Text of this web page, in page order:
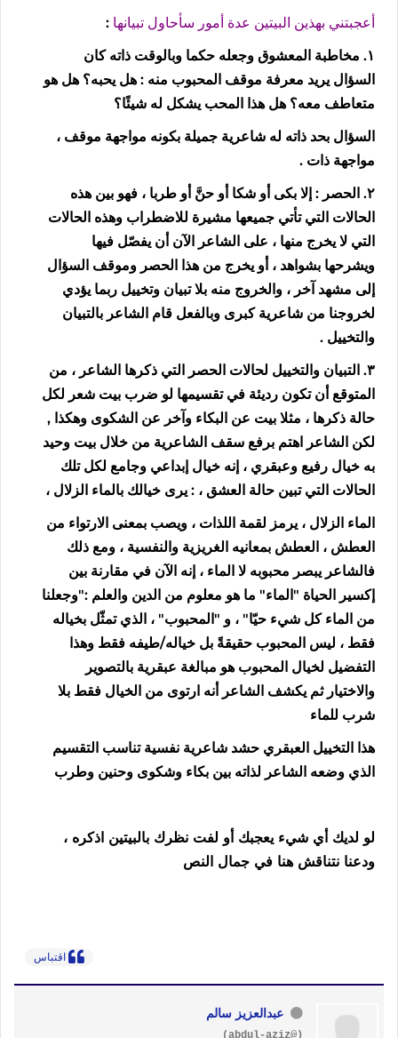
أعجبتني بهذين البيتين عدة أمور سأحاول تبيانها :
١. مخاطبة المعشوق وجعله حكما وبالوقت ذاته كان
السؤال يريد معرفة موقف المحبوب منه : هل يحبه؟ هل هو
متعاطف معه؟ هل هذا المحب يشكل له شيئًا؟
السؤال بحد ذاته له شاعرية جميلة بكونه مواجهة موقف ،
مواجهة ذات .
٢. الحصر : إلا بكى أو شكا أو حنَّ أو طربا ، فهو بين هذه
الحالات التي تأتي جميعها مشيرة للاضطراب وهذه الحالات
التي لا يخرج منها ، على الشاعر الآن أن يفصّل فيها
ويشرحها بشواهد ، أو يخرج من هذا الحصر وموقف السؤال
إلى مشهد آخر ، والخروج منه بلا تبيان وتخييل ربما يؤدي
لخروجنا من شاعرية كبرى وبالفعل قام الشاعر بالتبيان
والتخييل .
٣. التبيان والتخييل لحالات الحصر التي ذكرها الشاعر ، من
المتوقع أن تكون رديئة في تقسيمها لو ضرب بيت شعر لكل
حالة ذكرها ، مثلا بيت عن البكاء وآخر عن الشكوى وهكذا ,
لكن الشاعر اهتم برفع سقف الشاعرية من خلال بيت وحيد
به خيال رفيع وعبقري ، إنه خيال إبداعي وجامع لكل تلك
الحالات التي تبين حالة العشق ، : يرى خيالك بالماء الزلال ،
الماء الزلال ، يرمز لقمة اللذات ، ويصب بمعنى الارتواء من
العطش ، العطش بمعانيه الغريزية والنفسية ، ومع ذلك
فالشاعر يبصر محبوبه لا الماء ، إنه الآن في مقارنة بين
إكسير الحياة "الماء" ما هو معلوم من الدين والعلم :"وجعلنا
من الماء كل شيء حيّا" ، و "المحبوب" ، الذي تمثّل بخياله
فقط ، ليس المحبوب حقيقةً بل خياله/طيفه فقط وهذا
التفضيل لخيال المحبوب هو مبالغة عبقرية بالتصوير
والاختيار ثم يكشف الشاعر أنه ارتوى من الخيال فقط بلا
شرب للماء
هذا التخييل العبقري حشد شاعرية نفسية تناسب التقسيم
الذي وضعه الشاعر لذاته بين بكاء وشكوى وحنين وطرب
لو لديك أي شيء يعجبك أو لفت نظرك بالبيتين اذكره ،
ودعنا نتناقش هنا في جمال النص
اقتباس
عبدالعزيز سالم
(@abdul-aziz)